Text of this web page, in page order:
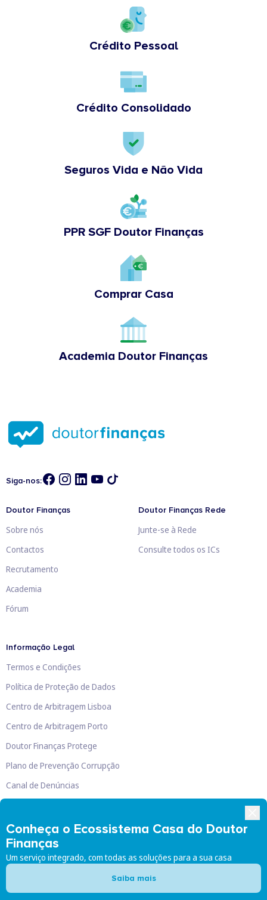
Crédito Pessoal
Crédito Consolidado
Seguros Vida e Não Vida
PPR SGF Doutor Finanças
Comprar Casa
Academia Doutor Finanças
Conheça o Ecossistema Casa do Doutor
Finanças
Um serviço integrado, com todas as soluções para a sua casa
Saiba mais
Siga-nos:
Doutor Finanças
Sobre nós
Contactos
Recrutamento
Academia
Fórum
Doutor Finanças Rede
Junte-se à Rede
Consulte todos os ICs
Informação Legal
Termos e Condições
Política de Proteção de Dados
Centro de Arbitragem Lisboa
Centro de Arbitragem Porto
Doutor Finanças Protege
Plano de Prevenção Corrupção
Canal de Denúncias
Doutor Finanças, Lda